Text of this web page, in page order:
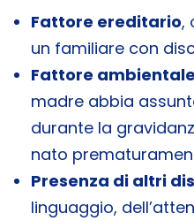
Fattore ereditario,
un familiare con
Fattore ambientale
madre abbia
durante la
nato
Presenza di altri
linguaggio,